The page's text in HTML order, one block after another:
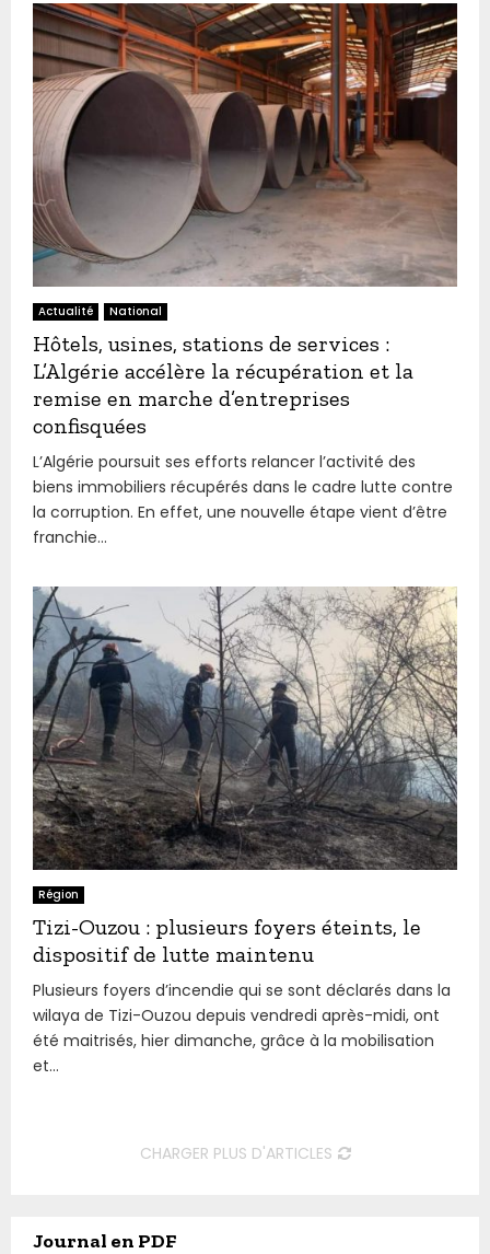
Actualité National
Hôtels, usines, stations de services :
L’Algérie accélère la récupération et la
remise en marche d’entreprises
confisquées
L’Algérie poursuit ses efforts relancer l’activité des
biens immobiliers récupérés dans le cadre lutte contre
la corruption. En effet, une nouvelle étape vient d’être
franchie...
Région
Tizi-Ouzou : plusieurs foyers éteints, le
dispositif de lutte maintenu
Plusieurs foyers d’incendie qui se sont déclarés dans la
wilaya de Tizi-Ouzou depuis vendredi après-midi, ont
été maitrisés, hier dimanche, grâce à la mobilisation
et...
CHARGER PLUS D'ARTICLES
Journal en PDF